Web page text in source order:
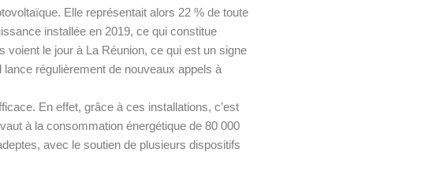
Elle représentait alors 22 % de toute
installée en 2019, ce qui constitue
voient le jour à La Réunion, ce qui est un signe
régulièrement de nouveaux appels à
En effet, grâce à ces installations, c’est
à la consommation énergétique de 80 000
avec le soutien de plusieurs dispositifs